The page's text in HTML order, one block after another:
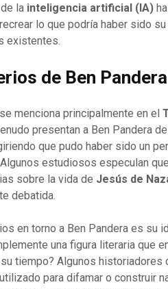
la inteligencia artificial (IA)
lo que podría haber sido
existentes.
de Ben Pandera
menciona principalmente en el
presentan a Ben Pandera
que pudo haber sido un
estudiosos especulan
sobre la vida de Jesús de
debatida.
en torno a Ben Pandera es su
una figura literaria que
tiempo? Algunos historiadores
para difamar o construir